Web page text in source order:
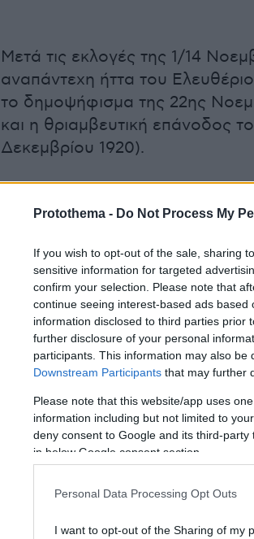
Protothema - Do Not Process My
If you wish to opt-out of the sale, sharing
sensitive information for targeted
confirm your selection. Please note that
continue seeing interest-based ads
information disclosed to third parties prior
further disclosure of your personal
participants. This information may also
Downstream Participants that may further
Please note that this website/app uses
information including but not limited to
deny consent to Google and its third-
in below Google consent section.
Personal Data Processing Opt Outs
I want to opt-out of the Sharing of my
Μετά τις εκλογές της 1/14
αναπάντεχη ήττα του
το δημοψήφισμα της 22ης
και η θριαμβευτική επάνοδος
Δεκεμβρίου 1920).
μετατρέψουν την υστερόβουλη